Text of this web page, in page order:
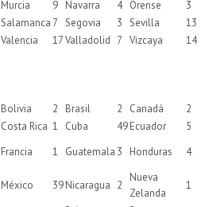
Murcia 9 Navarra 4 Orense
3
Salamanca 7 Segovia 3 Sevilla
13
Valencia 17Valladolid 7 Vizcaya
14
Bolivia 2 Brasil 2 Canadá
2
Costa Rica 1 Cuba 49Ecuador
5
Francia 1 Guatemala 3 Honduras 4
México 39Nicaragua 2
Nueva
Zelanda
1